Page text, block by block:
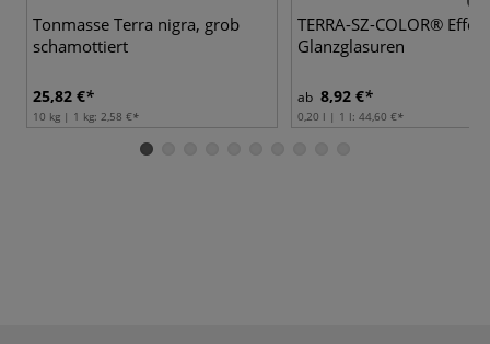
Tonmasse Terra nigra, grob
schamottiert
25,82 €
10 kg | 1 kg: 2,58 €
TERRA-SZ-COLOR®
Glanzglasuren
ab 8,92 €
0,20 l | 1 l: 44,60 €